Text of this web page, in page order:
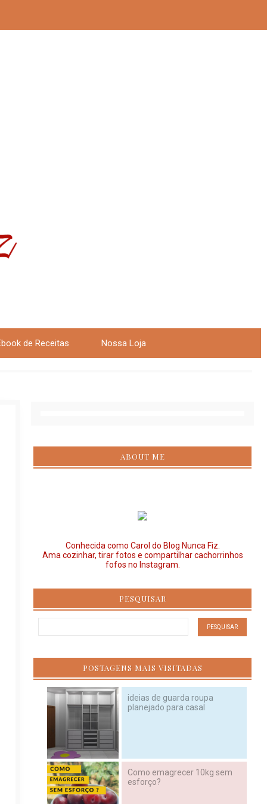
de Receitas Nossa Loja
ABOUT ME
Conhecida como Carol do Blog Nunca Fiz.
Ama cozinhar, tirar fotos e compartilhar cachorrinhos
fofos no Instagram.
PESQUISAR
POSTAGENS MAIS VISITADAS
ideias de guarda roupa
planejado para casal
Como emagrecer 10kg sem
esforço?